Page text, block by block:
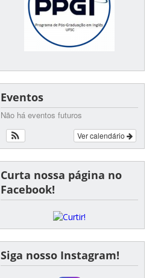
Eventos
Não há eventos futuros
Ver calendário
Curta nossa página no
Facebook!
Siga nosso Instagram!